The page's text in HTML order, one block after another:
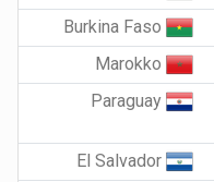
Burkina Faso
Marokko
Paraguay
El Salvador